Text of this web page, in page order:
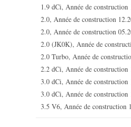
1.9 dCi, Année de
2.0, Année de construction
2.0, Année de construction
2.0 (JK0K), Année de
2.0 Turbo, Année de
2.2 dCi, Année de
3.0 dCi, Année de
3.0 dCi, Année de
3.5 V6, Année de